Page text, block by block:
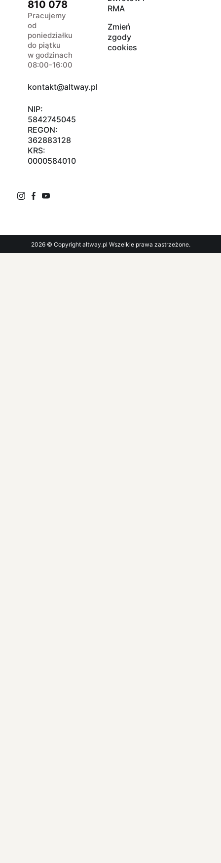
810 078
Pracujemy
od
poniedziałku
do piątku
w godzinach
08:00-16:00
kontakt@altway.pl
NIP:
5842745045
REGON:
362883128
KRS:
0000584010
RMA
Zmień
zgody
cookies